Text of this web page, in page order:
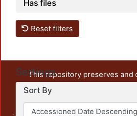
Has files
Reset filters
Settings
Sort By
This repository preserves and
unrestricted open access, the
output of UAM Azcapotzalco. It
administrative and graphic